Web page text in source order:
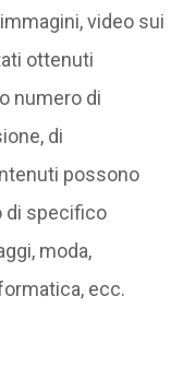
video sui
ottenuti
numero di
di
possono
di specifico
moda,
ecc.